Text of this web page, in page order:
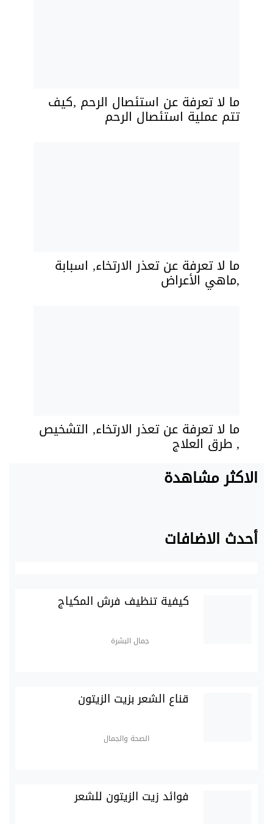
ما لا تعرفة عن استئصال الرحم ,كيف
تتم عملية استئصال الرحم
ما لا تعرفة عن تعذر الارتخاء, اسبابة
,ماهي الأعراض
ما لا تعرفة عن تعذر الارتخاء, التشخيص
, طرق العلاج
الاكثر مشاهدة
أحدث الاضافات
كيفية تنظيف فرش المكياج
جمال البشرة
قناع الشعر بزيت الزيتون
الصحة والجمال
فوائد زيت الزيتون للشعر